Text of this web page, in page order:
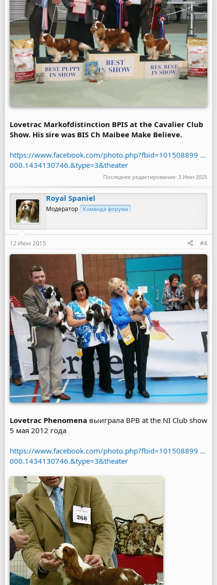
Lovetrac Markofdistinction BPIS at the Cavalier Club
Show. His sire was BIS Ch Maibee Make Believe.
https://www.facebook.com/photo.php?fbid=101508899 ...
000.1434130746.&type=3&theater
Последнее редактирование: 3 Июн 2025
Royal Spaniel
Модератор Команда форума
12 Июн 2015 #4
Lovetrac Phenomena выиграла BPB at the NI Club show
5 мая 2012 года
https://www.facebook.com/photo.php?fbid=101508899 ...
000.1434130746.&type=3&theater